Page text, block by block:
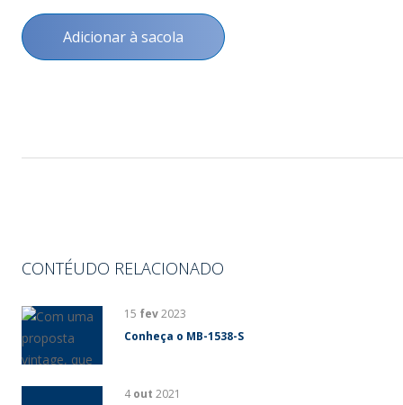
Adicionar à sacola
CONTÉUDO RELACIONADO
15 fev2023
Conheça o MB-1538-S
4out 2021